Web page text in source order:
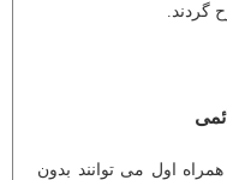
گردند.
اول می توانند بدون